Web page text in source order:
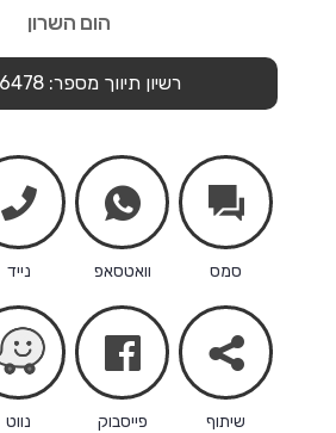
הום השרון
רשיון תיווך מספר: 31036478
chats
whatsapp
phone
סמס וואטסאפ נייד
share
facebook
שיתוף פייסבוק נווט